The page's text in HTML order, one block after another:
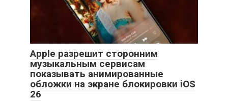
Apple разрешит сторонним
музыкальным сервисам
показывать анимированные
обложки на экране блокировки iOS
26